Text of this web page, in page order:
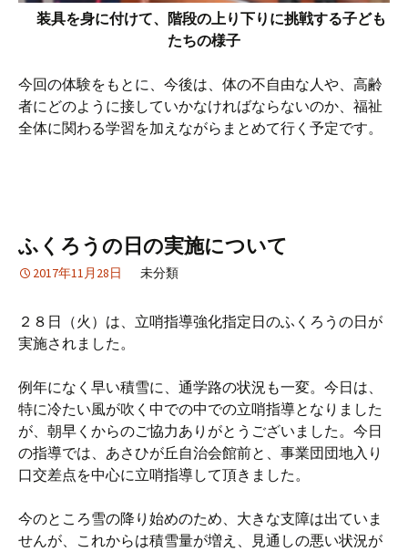
装具を身に付けて、階段の上り下りに挑戦する子ども
たちの様子
今回の体験をもとに、今後は、体の不自由な人や、高齢
者にどのように接していかなければならないのか、福祉
全体に関わる学習を加えながらまとめて行く予定です。
ふくろうの日の実施について
2017年11月28日 未分類
２８日（火）は、立哨指導強化指定日のふくろうの日が
実施されました。
例年になく早い積雪に、通学路の状況も一変。今日は、
特に冷たい風が吹く中での中での立哨指導となりました
が、朝早くからのご協力ありがとうございました。今日
の指導では、あさひが丘自治会館前と、事業団団地入り
口交差点を中心に立哨指導して頂きました。
今のところ雪の降り始めのため、大きな支障は出ていま
せんが、これからは積雪量が増え、見通しの悪い状況が